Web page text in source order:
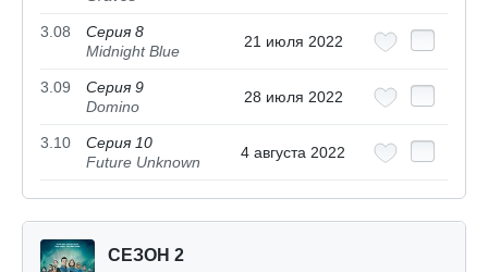
3.08
Серия 8
Midnight Blue
21 июля 2022
3.09
Серия 9
Domino
28 июля 2022
3.10
Серия 10
Future Unknown
4 августа 2022
СЕЗОН 2